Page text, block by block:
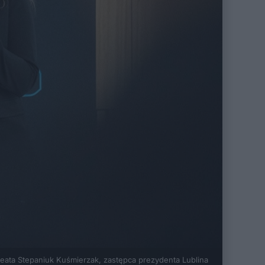
Stepaniuk Kuśmierzak, zastępca prezydenta Lublina